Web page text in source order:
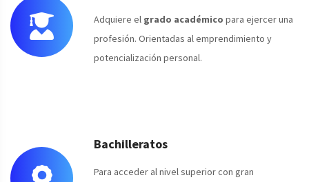
Adquiere el grado académico para ejercer una
profesión. Orientadas al emprendimiento y
potencialización personal.
Bachilleratos
Para acceder al nivel superior con gran